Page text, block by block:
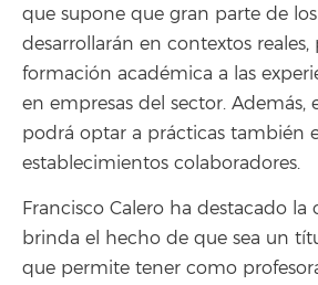
que supone que gran parte de
desarrollarán en contextos reales,
formación académica a las
en empresas del sector. Además,
podrá optar a prácticas también
establecimientos colaboradores.
Francisco Calero ha destacado
brinda el hecho de que sea un
que permite tener como